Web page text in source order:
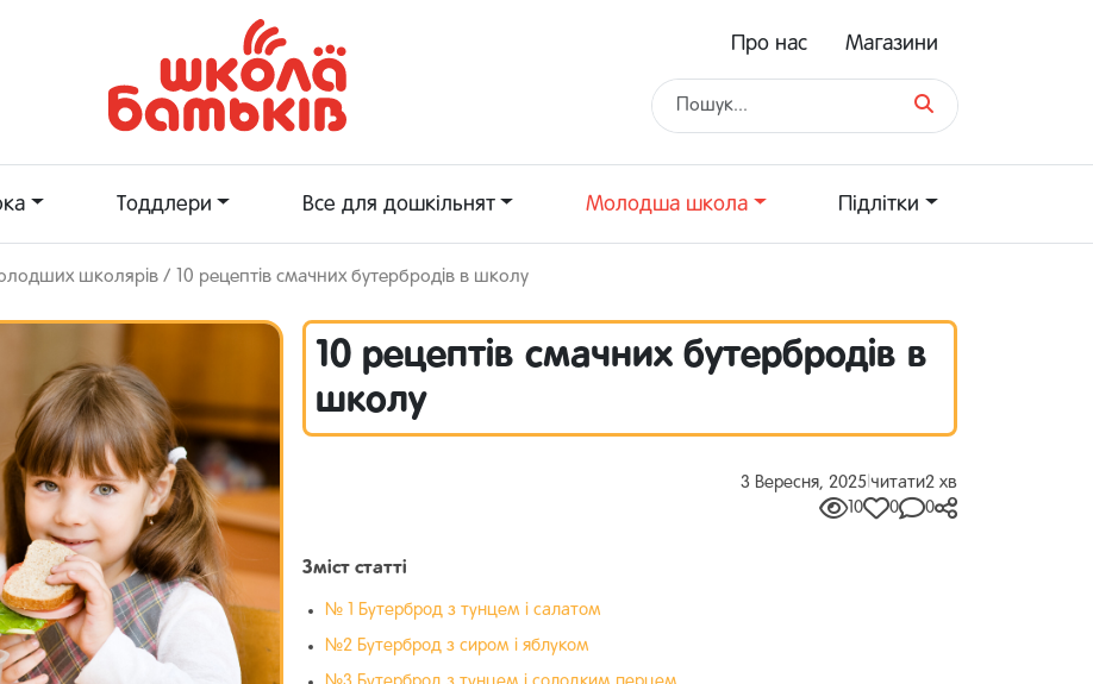
Про нас Магазини
Тоддлери Все для дошкільнят Молодша школа Підлітки
школярів / 10 рецептів смачних бутербродів в школу
10 рецептів смачних бутербродів в
школу
3 Вересня, 2025 читати2 хв
10
0 0
Зміст статті
№ 1 Бутерброд з тунцем і салатом
№2 Бутерброд з сиром і яблуком